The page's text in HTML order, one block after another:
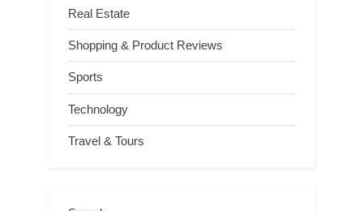
Real Estate
Shopping & Product Reviews
Sports
Technology
Travel & Tours